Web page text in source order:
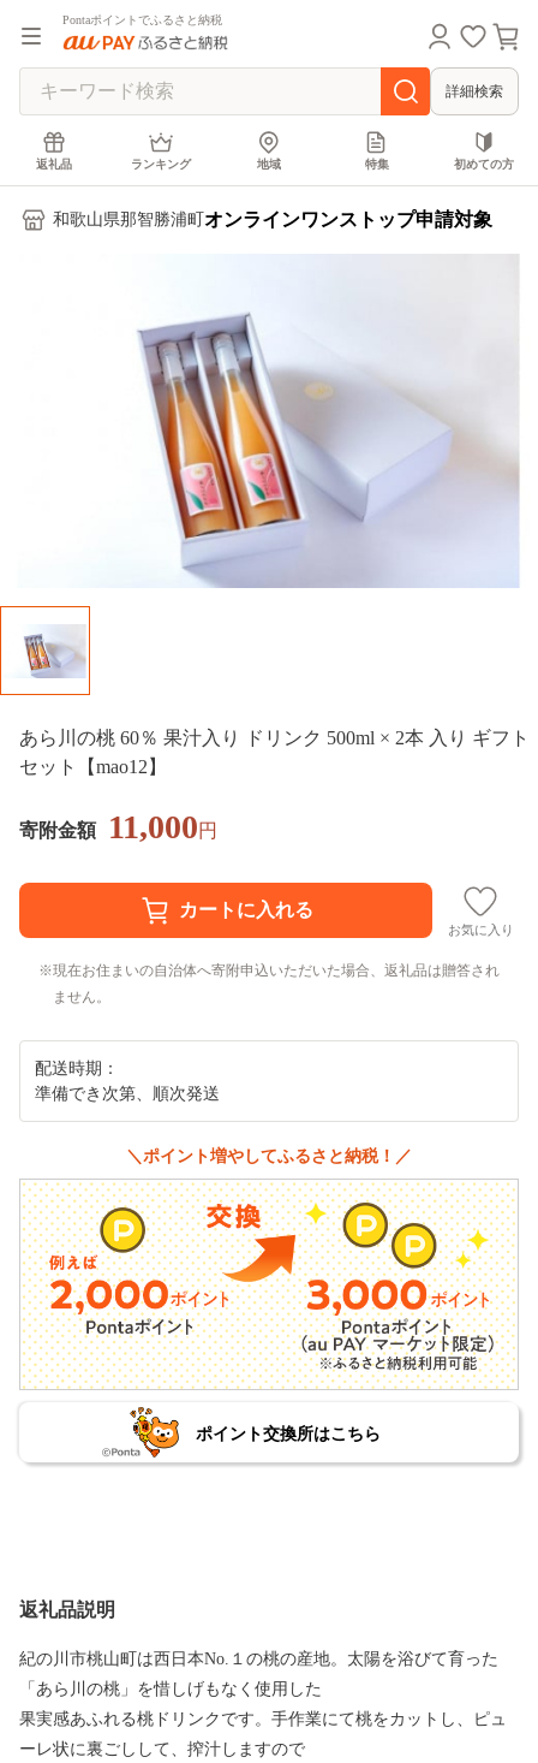
Pontaポイントでふるさと納税
詳細検索
返礼品 ランキング 地域 特集 初めての方
和歌山県那智勝浦町 オンラインワンストップ申請対象
あら川の桃 60％ 果汁入り ドリンク 500ml × 2本 入り ギフト
セット【mao12】
寄附金額 11,000円
お気に入り
現在お住まいの自治体へ寄附申込いただいた場合、返礼品は贈答され
ません。
配送時期：
準備でき次第、順次発送
＼ポイント増やしてふるさと納税！／
ポイント交換所はこちら
返礼品説明
紀の川市桃山町は西日本No.１の桃の産地。太陽を浴びて育った
「あら川の桃」を惜しげもなく使用した
果実感あふれる桃ドリンクです。手作業にて桃をカットし、ピュ
ーレ状に裏ごしして、搾汁しますので